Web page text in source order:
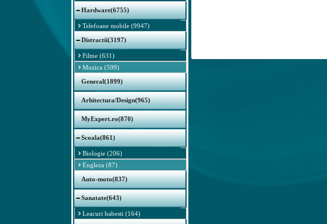
Hardware(6755)
Telefoane mobile (9947)
Distractii(3197)
Filme (631)
Muzica (599)
General(1899)
Arhitectura/Design(965)
MyExpert.ro(870)
Scoala(861)
Biologie (206)
Engleza (87)
Auto-moto(837)
Sanatate(643)
Leacuri babesti (164)